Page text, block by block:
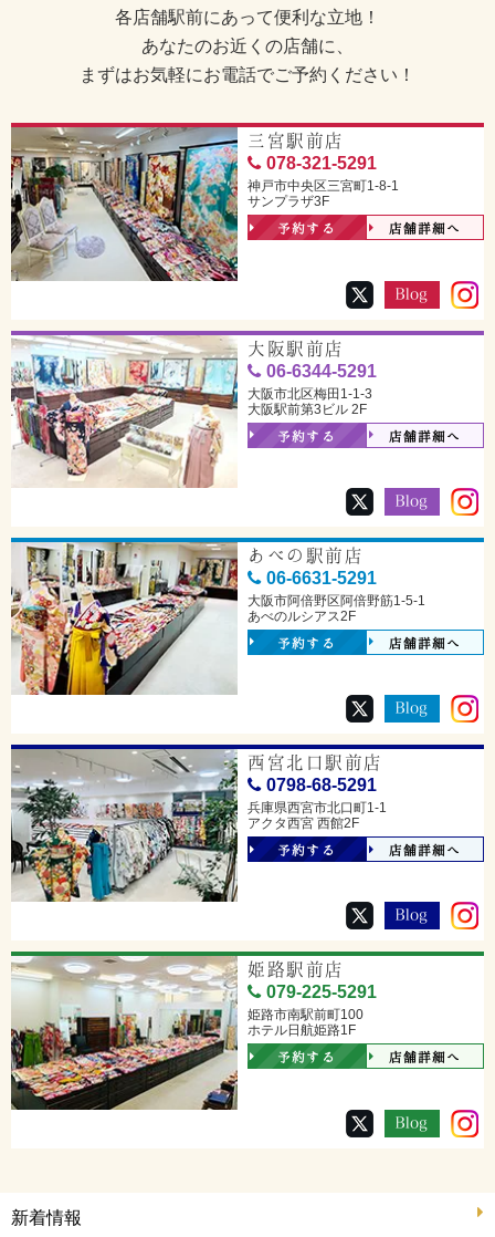
各店舗駅前にあって便利な立地！
あなたのお近くの店舗に、
まずはお気軽にお電話でご予約ください！
三宮駅前店
078-321-5291
神戸市中央区三宮町1-8-1
サンプラザ3F
予約する 店舗詳細へ
大阪駅前店
06-6344-5291
大阪市北区梅田1-1-3
大阪駅前第3ビル 2F
予約する 店舗詳細へ
あべの駅前店
06-6631-5291
大阪市阿倍野区阿倍野筋1-5-1
あべのルシアス2F
予約する 店舗詳細へ
西宮北口駅前店
0798-68-5291
兵庫県西宮市北口町1-1
アクタ西宮 西館2F
予約する 店舗詳細へ
姫路駅前店
079-225-5291
姫路市南駅前町100
ホテル日航姫路1F
予約する 店舗詳細へ
新着情報